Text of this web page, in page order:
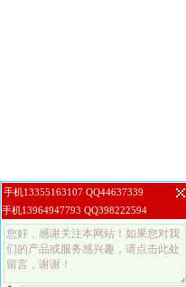
手机13355163107 QQ44637339
手机13964947793 QQ398222594